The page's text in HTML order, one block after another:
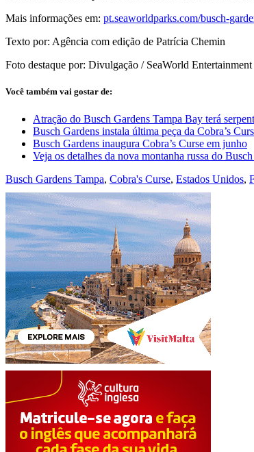
Mais informações em: pt.seaworldparks.com/busch-
Texto por: Agência com edição de Patrícia Chemin
Foto destaque por: Divulgação / SeaWorld Entertainment
Você também vai gostar de:
Atração do Busch Gardens Tampa Bay terá
Busch Gardens instala última peça da Cobra’s
Busch Gardens inaugura Cobra’s Curse em junho
Veja os detalhes da nova montanha russa do
Busch Gardens Tampa, Cobra's Curse, Estados Unidos,